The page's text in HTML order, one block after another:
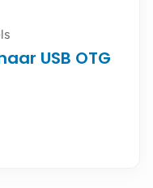
USB OTG